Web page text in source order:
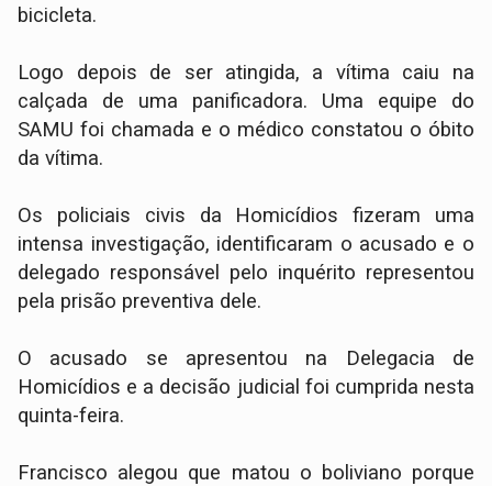
bicicleta.
Logo depois de ser atingida, a vítima caiu na
calçada de uma panificadora. Uma equipe do
SAMU foi chamada e o médico constatou o óbito
da vítima.
Os policiais civis da Homicídios fizeram uma
intensa investigação, identificaram o acusado e o
delegado responsável pelo inquérito representou
pela prisão preventiva dele.
O acusado se apresentou na Delegacia de
Homicídios e a decisão judicial foi cumprida nesta
quinta-feira.
Francisco alegou que matou o boliviano porque